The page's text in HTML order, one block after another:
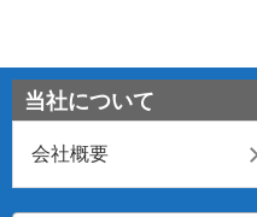
当社について
会社概要